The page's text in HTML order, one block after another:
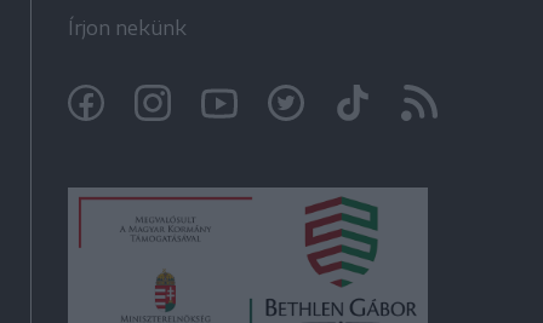
Írjon nekünk